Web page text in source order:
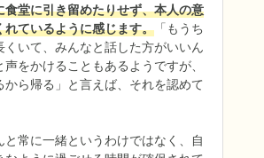
食堂に引き留めたりせず、本人の意
れているように感じます。「もうち
くいて、みんなと話した方がいいん
声をかけることもあるようですが、
から帰る」と言えば、それを認めて
と常に一緒というわけではなく、自